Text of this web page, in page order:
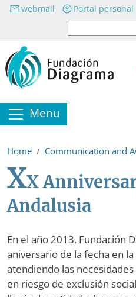
Skip to main content
webmail Portal personal
Menu
Home Communication and
XX
Andalusia
En el año 2013, Fundación
aniversario de la fecha en
atendiendo las
en riesgo de exclusión